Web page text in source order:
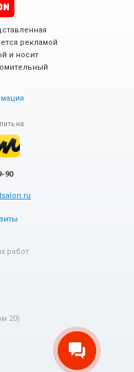
рекламой
и носит
на
90
работ
20)